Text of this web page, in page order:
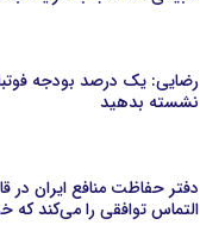
رضایی: یک درصد بودجه
نشسته بدهید
دفتر حفاظت منافع ایران در
التماس توافقی را می‌کند که